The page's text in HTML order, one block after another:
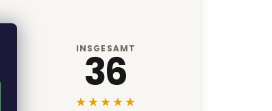
INSGESAMT
36
★★★★★